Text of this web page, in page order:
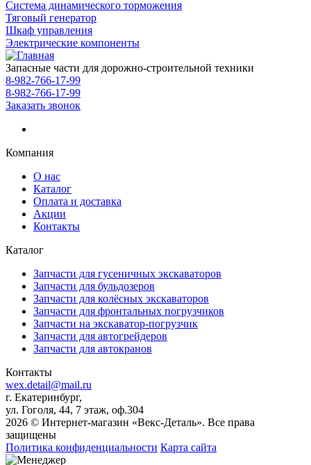
Система динамического торможения
Тяговый генератор
Шкаф управления
Электрические компоненты
Запасные части для дорожно-строительной техники
8-982-766-17-99
8-982-766-17-99
Заказать звонок
Компания
О нас
Каталог
Оплата и доставка
Акции
Контакты
Каталог
Запчасти для гусеничных экскаваторов
Запчасти для бульдозеров
Запчасти для колёсных экскаваторов
Запчасти для фронтальных погрузчиков
Запчасти на экскаватор-погрузчик
Запчасти для автогрейдеров
Запчасти для автокранов
Контакты
wex.detail@mail.ru
г. Екатеринбург,
ул. Гоголя, 44, 7 этаж, оф.304
2026 © Интернет-магазин «Векс-Деталь». Все права
защищены
Политика конфиденциальности Карта сайта